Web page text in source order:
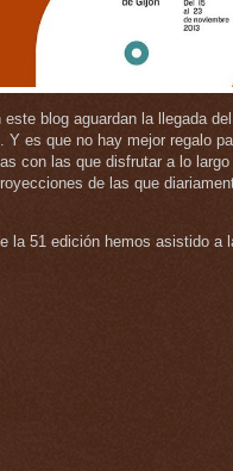
blog aguardan la llegada
Y es que no hay mejor regalo
con las que disfrutar a lo
de las que
la 51 edición hemos asistido